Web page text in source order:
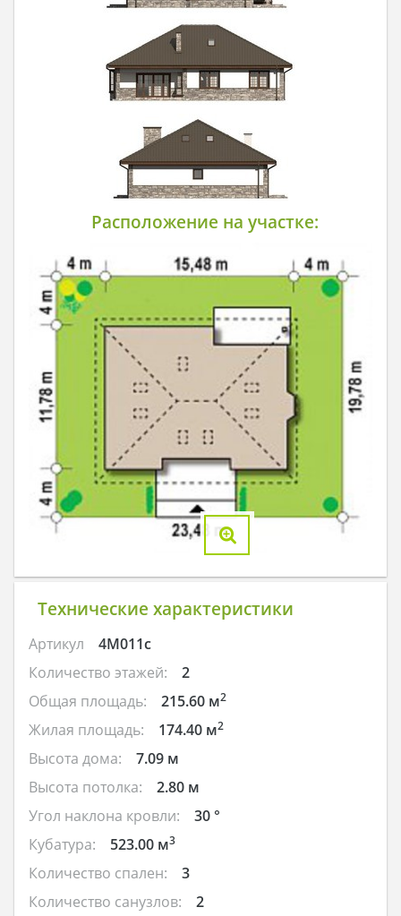
Расположение на участке:
Технические характеристики
Артикул
4M011c
Количество этажей:
2
Общая площадь:
215.60 м2
Жилая площадь: 174.40 м2
Высота дома:
7.09 м
Высота потолка:
2.80 м
Угол наклона кровли:
30 °
Кубатура:
523.00 м3
Количество спален:
3
Количество санузлов:
2